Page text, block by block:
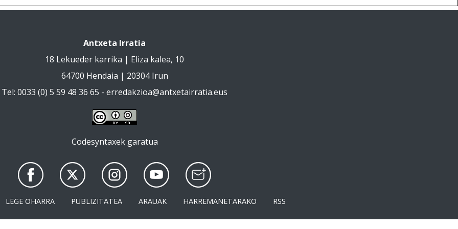
Antxeta Irratia
18 Lekueder karrika | Eliza kalea, 10
64700 Hendaia | 20304 Irun
Tel: 0033 (0) 5 59 48 36 65 - erredakzioa@antxetairratia.eus
Codesyntaxek garatua
LEGE OHARRA PUBLIZITATEA ARAUAK HARREMANETARAKO RSS